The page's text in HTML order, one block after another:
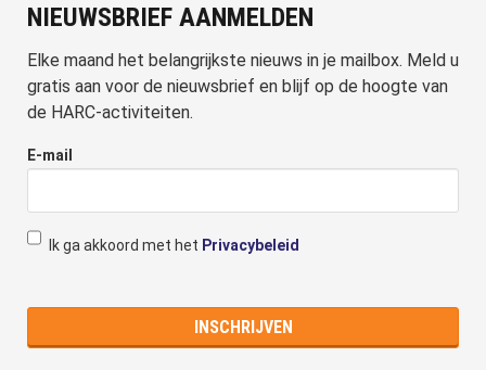
NIEUWSBRIEF AANMELDEN
Elke maand het belangrijkste nieuws in je mailbox. Meld u
gratis aan voor de nieuwsbrief en blijf op de hoogte van
de HARC-activiteiten.
E-mail
Ik ga akkoord met het Privacybeleid